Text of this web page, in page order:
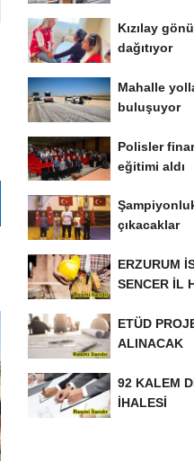
Kızılay
dağıtıyor
Mahalle
buluşuyor
Polisler
eğitimi aldı
çıkacaklar
ERZURUM
SENCER İL
ONARIM...
ETÜD
ALINACAK
92 KALEM
İHALESİ